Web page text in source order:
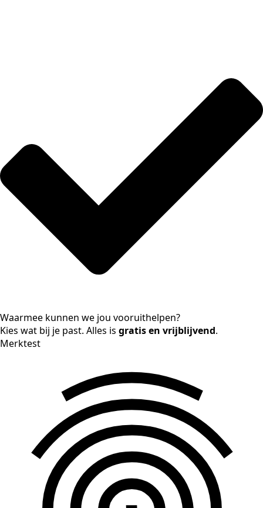
Waarmee kunnen we jou vooruithelpen?
Kies wat bij je past. Alles is gratis en vrijblijvend.
Merktest